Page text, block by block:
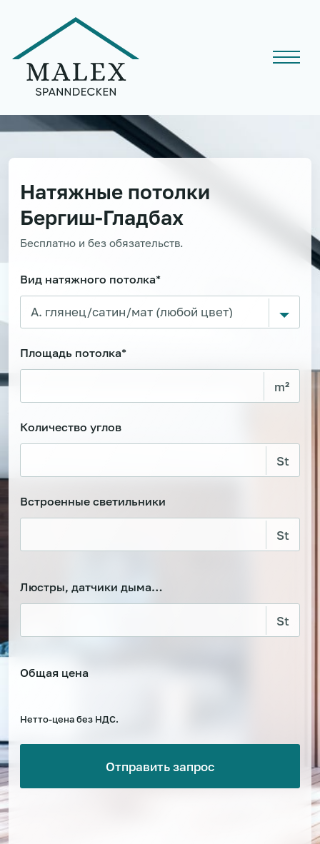
Натяжные потолки
Бергиш-Гладбах
Бесплатно и без обязательств.
Вид натяжного потолка*
Площадь потолка*
Количество углов
Встроенные светильники
Люстры, датчики дыма…
Общая цена
Нетто-цена без НДС.